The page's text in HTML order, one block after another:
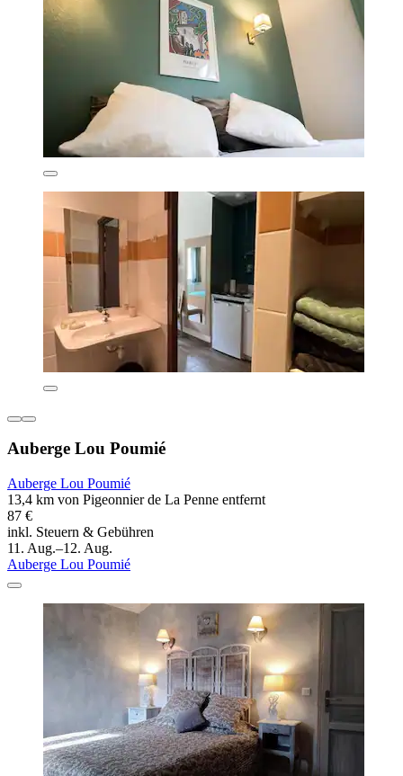
Auberge Lou Poumié
Auberge Lou Poumié
13,4 km von Pigeonnier de La Penne entfernt
87 €
inkl. Steuern & Gebühren
11. Aug.–12. Aug.
Auberge Lou Poumié